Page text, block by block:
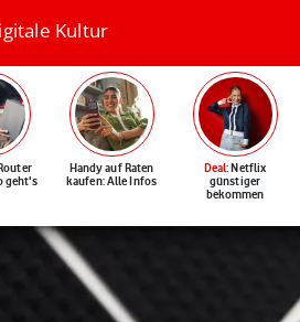
Kultur
geht's
Handy auf Raten
kaufen: Alle Infos
Deal: Netflix
günstiger
bekommen